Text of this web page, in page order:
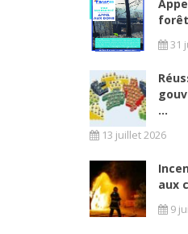
forêt
31
...
13 juillet 2026
aux
9